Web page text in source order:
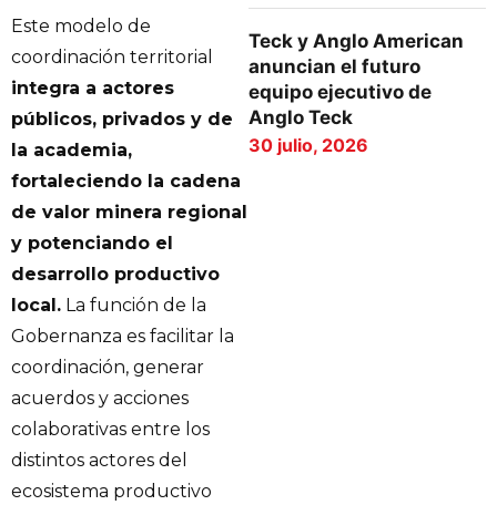
Este modelo de
coordinación territorial
integra a actores
públicos, privados y de
la academia,
fortaleciendo la cadena
de valor minera regional
y potenciando el
desarrollo productivo
local. La función de la
Gobernanza es facilitar la
coordinación, generar
acuerdos y acciones
colaborativas entre los
distintos actores del
ecosistema productivo
Teck y Anglo American
anuncian el futuro
equipo ejecutivo de
Anglo Teck
30 julio, 2026